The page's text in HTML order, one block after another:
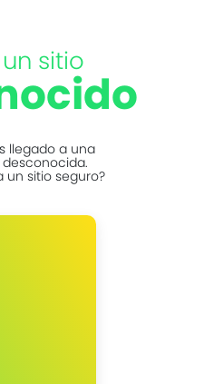
sitio
llegado a una
un sitio seguro?